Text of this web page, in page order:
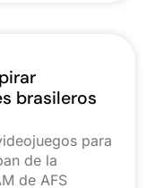
brasileros
para
de la
de AFS